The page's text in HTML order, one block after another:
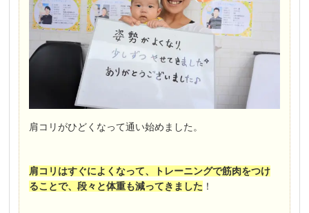
肩コリがひどくなって通い始めました。
肩コリはすぐによくなって、トレーニングで筋肉をつけ
ることで、段々と体重も減ってきました ！